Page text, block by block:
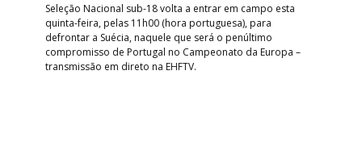
Seleção Nacional sub-18 volta a entrar em campo esta
quinta-feira, pelas 11h00 (hora portuguesa), para
defrontar a Suécia, naquele que será o penúltimo
compromisso de Portugal no Campeonato da Europa –
transmissão em direto na EHFTV.